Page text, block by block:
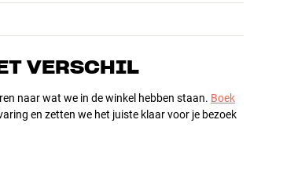
VERSCHIL
naar wat we in de winkel hebben staan. Boek
en zetten we het juiste klaar voor je bezoek